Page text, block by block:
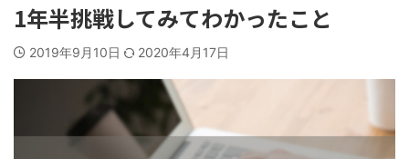
1年半挑戦してみてわかったこと
2019年9月10日 2020年4月17日